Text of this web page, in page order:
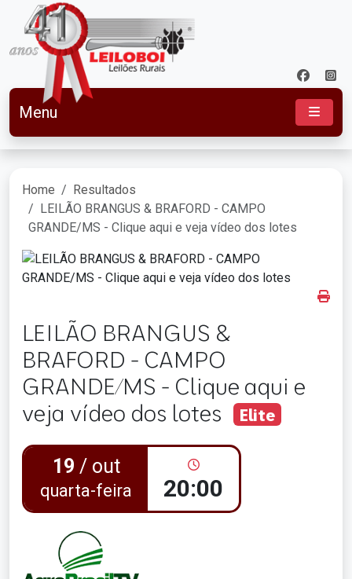
Menu
Home
Resultados
LEILÃO BRANGUS & BRAFORD - CAMPO
GRANDE/MS - Clique aqui e veja vídeo dos lotes
LEILÃO BRANGUS &
BRAFORD - CAMPO
GRANDE/MS - Clique aqui e
veja vídeo dos lotes
Elite
19 / out
quarta-feira 20:00